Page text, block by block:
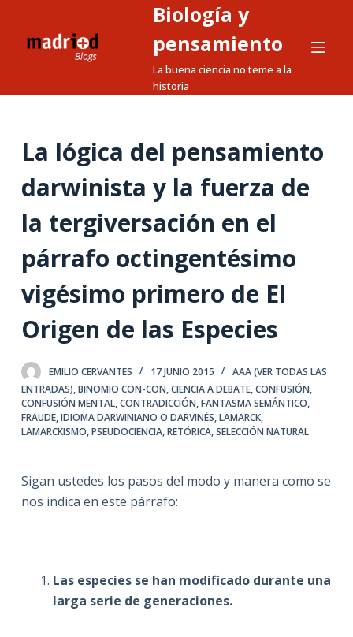
a
Biología y
pensamiento
La buena ciencia no teme a la
historia
La lógica del pensamiento
darwinista y la fuerza de
la tergiversación en el
párrafo octingentésimo
vigésimo primero de El
Origen de las Especies
EMILIO CERVANTES 17 JUNIO 2015
AAA (VER TODAS LAS
ENTRADAS),BINOMIO CON-CON,CIENCIA A DEBATE,CONFUSIÓN,
CONFUSIÓN MENTAL,CONTRADICCIÓN,FANTASMA SEMÁNTICO,
FRAUDE,IDIOMA DARWINIANO O DARVINÉS,LAMARCK,
LAMARCKISMO,PSEUDOCIENCIA,RETÓRICA,SELECCIÓN NATURAL
Sigan ustedes los pasos del modo y manera como se
nos indica en este párrafo:
Las especies se han modificado durante una
larga serie de generaciones.